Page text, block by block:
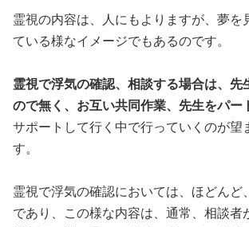
霊視の内容は、人にもよりますが、夢を
ている様なイメージでもあるのです。
霊視で浮気の確認、相談する場合は、先
ので無く、お互い共同作業、先生をパー
サポートして行く中で行っていくのが望
す。
霊視で浮気の確認においては、ほどんど
であり、この様な内容は、通常、相談者